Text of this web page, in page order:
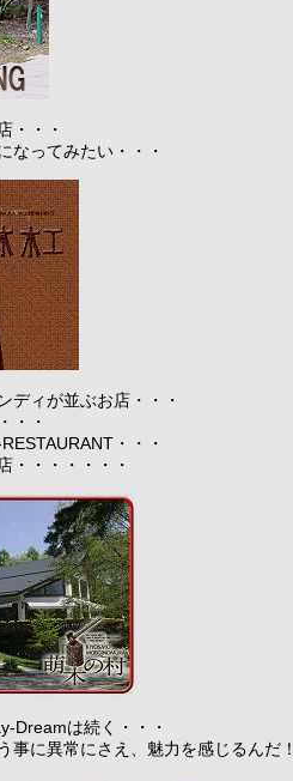
・・・
なってみたい・・・
ィが並ぶお店・・・
・・
・・・
・・・・・・・
Dreamは続く・・・
事に異常にさえ、魅力を感じるんだ